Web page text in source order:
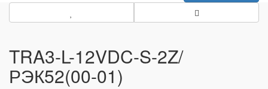
TRA3-L-12VDC-S-2Z/
РЭК52(00-01)